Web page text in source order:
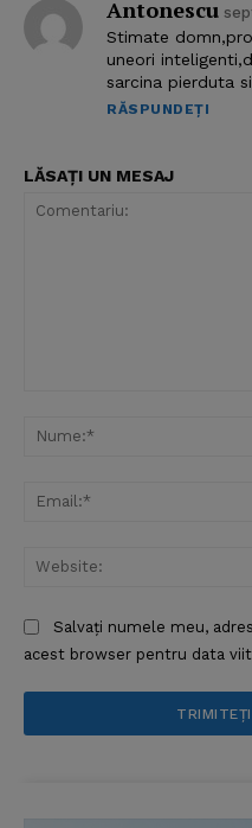
Antonescu
Stimate
uneori
sarcina pierduta
RĂSPUNDEȚI
LĂSAȚI UN MESAJ
Salvați numele meu,
acest browser pentru data